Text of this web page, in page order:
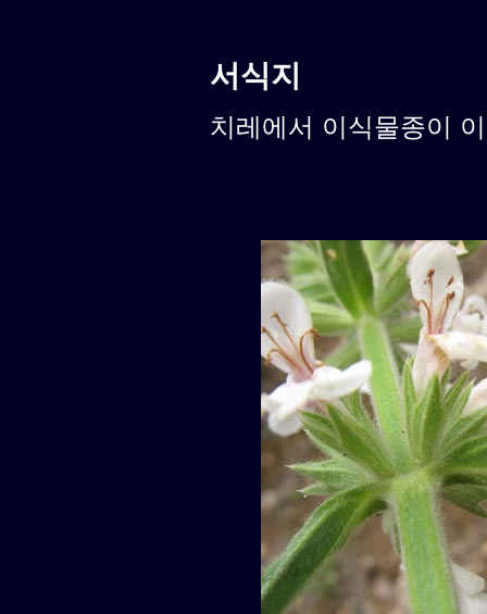
서식지
치레에서 이식물종이